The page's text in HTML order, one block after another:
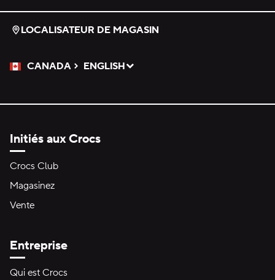
LOCALISATEUR DE MAGASIN
CANADA
Veuillez sélectionner une langue
ENGLISH
Sélectionné
Initiés aux Crocs
Crocs Club
Magasinez
Vente
Entreprise
Qui est Crocs